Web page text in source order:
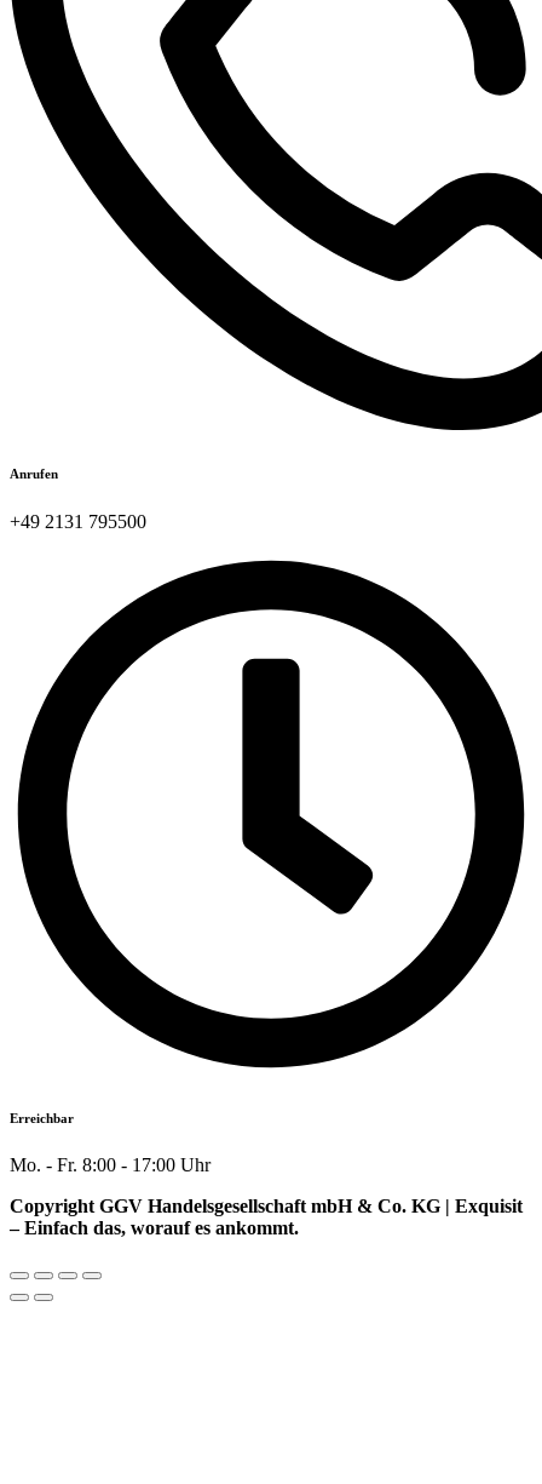
Anrufen
+49 2131 795500​
Erreichbar
Mo. - Fr. 8:00 - 17:00 Uhr
Copyright GGV Handelsgesellschaft mbH & Co. KG | Exquisit
– Einfach das, worauf es ankommt.